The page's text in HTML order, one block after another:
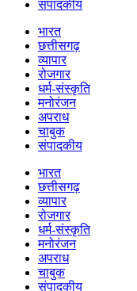
संपादकीय
भारत
छत्तीसगढ़
व्यापार
रोजगार
धर्म-संस्कृति
मनोरंजन
अपराध
चाबुक
संपादकीय
भारत
छत्तीसगढ़
व्यापार
रोजगार
धर्म-संस्कृति
मनोरंजन
अपराध
चाबुक
संपादकीय